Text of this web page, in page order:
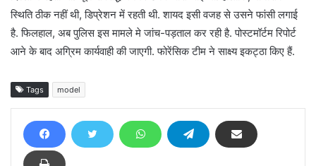
स्थिति ठीक नहीं थी, डिप्रेशन में रहती थी. शायद इसी वजह से उसने फांसी लगाई
है. फिलहाल, अब पुलिस इस मामले मे जांच-पड़ताल कर रही है. पोस्टमॉर्टम रिपोर्ट
आने के बाद अग्रिम कार्यवाही की जाएगी. फोरेंसिक टीम ने साक्ष्य इकट्ठा किए हैं.
Tags model